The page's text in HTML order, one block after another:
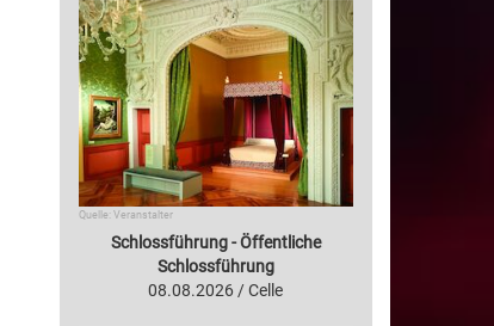
Quelle: Veranstalter
Schlossführung - Öffentliche
Schlossführung
08.08.2026 / Celle